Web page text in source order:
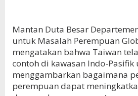
Mantan Duta Besar
untuk Masalah Perempuan
mengatakan bahwa Taiwan
contoh di kawasan Indo-Pasifik
menggambarkan bagaimana
perempuan dapat